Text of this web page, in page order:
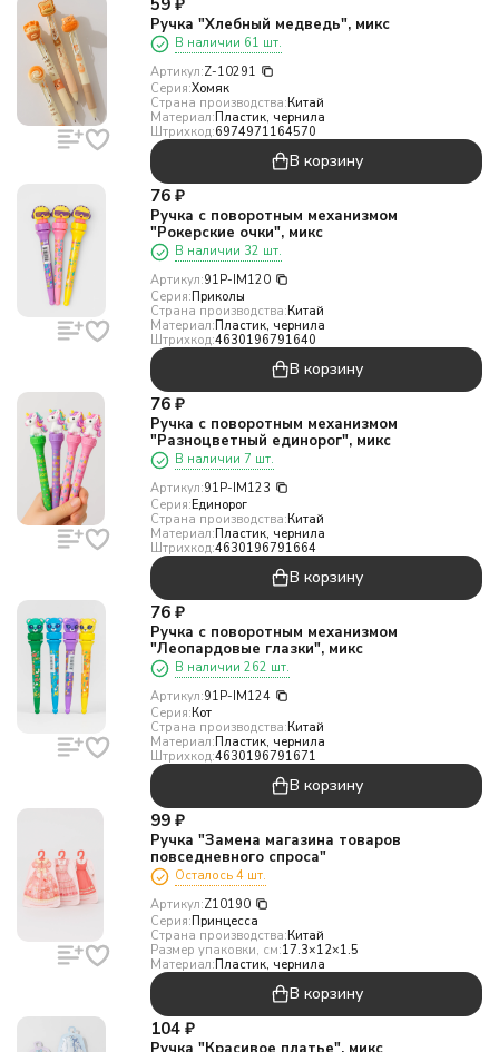
59 ₽
Ручка "Хлебный медведь", микс
В наличии 61 шт.
Артикул:Z-10291
Серия:Хомяк
Страна производства:Китай
Материал:Пластик, чернила
Штрихкод:6974971164570
В корзину
76 ₽
Ручка с поворотным механизмом
"Рокерские очки", микс
В наличии 32 шт.
Артикул:91P-IM120
Серия:Приколы
Страна производства:Китай
Материал:Пластик, чернила
Штрихкод:4630196791640
В корзину
76 ₽
Ручка с поворотным механизмом
"Разноцветный единорог", микс
В наличии 7 шт.
Артикул:91P-IM123
Серия:Единорог
Страна производства:Китай
Материал:Пластик, чернила
Штрихкод:4630196791664
В корзину
76 ₽
Ручка с поворотным механизмом
"Леопардовые глазки", микс
В наличии 262 шт.
Артикул:91P-IM124
Серия:Кот
Страна производства:Китай
Материал:Пластик, чернила
Штрихкод:4630196791671
В корзину
99 ₽
Ручка "Замена магазина товаров
повседневного спроса"
Осталось 4 шт.
Артикул:Z10190
Серия:Принцесса
Страна производства:Китай
Размер упаковки, см:17.3×12×1.5
Материал:Пластик, чернила
В корзину
104 ₽